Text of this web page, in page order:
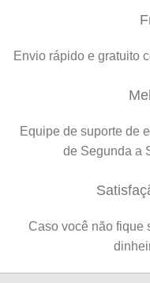
Envio rápido e gratuito
Equipe de suporte de
de Segunda a
Caso você não fique